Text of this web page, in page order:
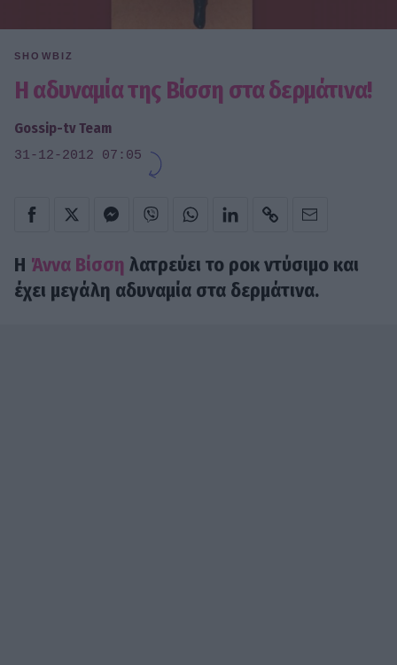
SHOWBIZ
Η αδυναμία της Βίσση στα δερμάτινα!
Gossip-tv Team
31-12-2012 07:05
Η Άννα Βίσση λατρεύει το ροκ ντύσιμο και
έχει μεγάλη αδυναμία στα δερμάτινα.